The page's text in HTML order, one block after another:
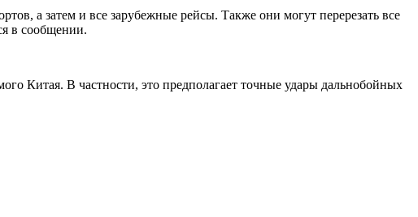
а затем и все зарубежные рейсы. Также они могут перерезать все
в сообщении.
Китая. В частности, это предполагает точные удары дальнобойных